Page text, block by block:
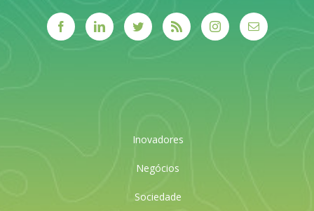
Inovadores
Negócios
Sociedade